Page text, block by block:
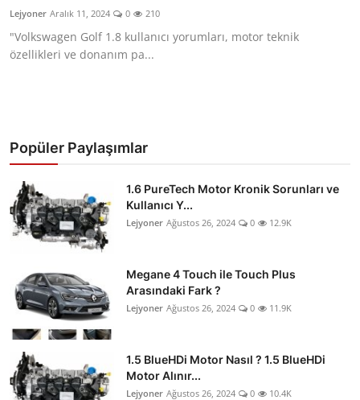
Lejyoner Aralık 11, 2024 0 210
"Volkswagen Golf 1.8 kullanıcı yorumları, motor teknik
özellikleri ve donanım pa...
Popüler Paylaşımlar
1.6 PureTech Motor Kronik Sorunları ve
Kullanıcı Y...
Lejyoner Ağustos 26, 2024 0 12.9K
Megane 4 Touch ile Touch Plus
Arasındaki Fark ?
Lejyoner Ağustos 26, 2024 0 11.9K
1.5 BlueHDi Motor Nasıl ? 1.5 BlueHDi
Motor Alınır...
Lejyoner Ağustos 26, 2024 0 10.4K